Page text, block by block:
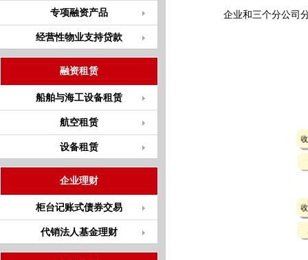
专项融资产品
经营性物业支持贷款
融资租赁
船舶与海工设备租赁
航空租赁
设备租赁
企业理财
柜台记账式债券交易
代销法人基金理财
企业和三个分公司分